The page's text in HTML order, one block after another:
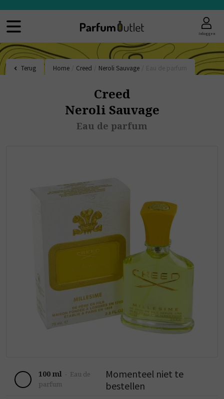
Inloggen
Terug Home Creed Neroli Sauvage
Creed
Neroli Sauvage
Eau de parfum
100 ml - Eau de
parfum
Momenteel niet te
bestellen